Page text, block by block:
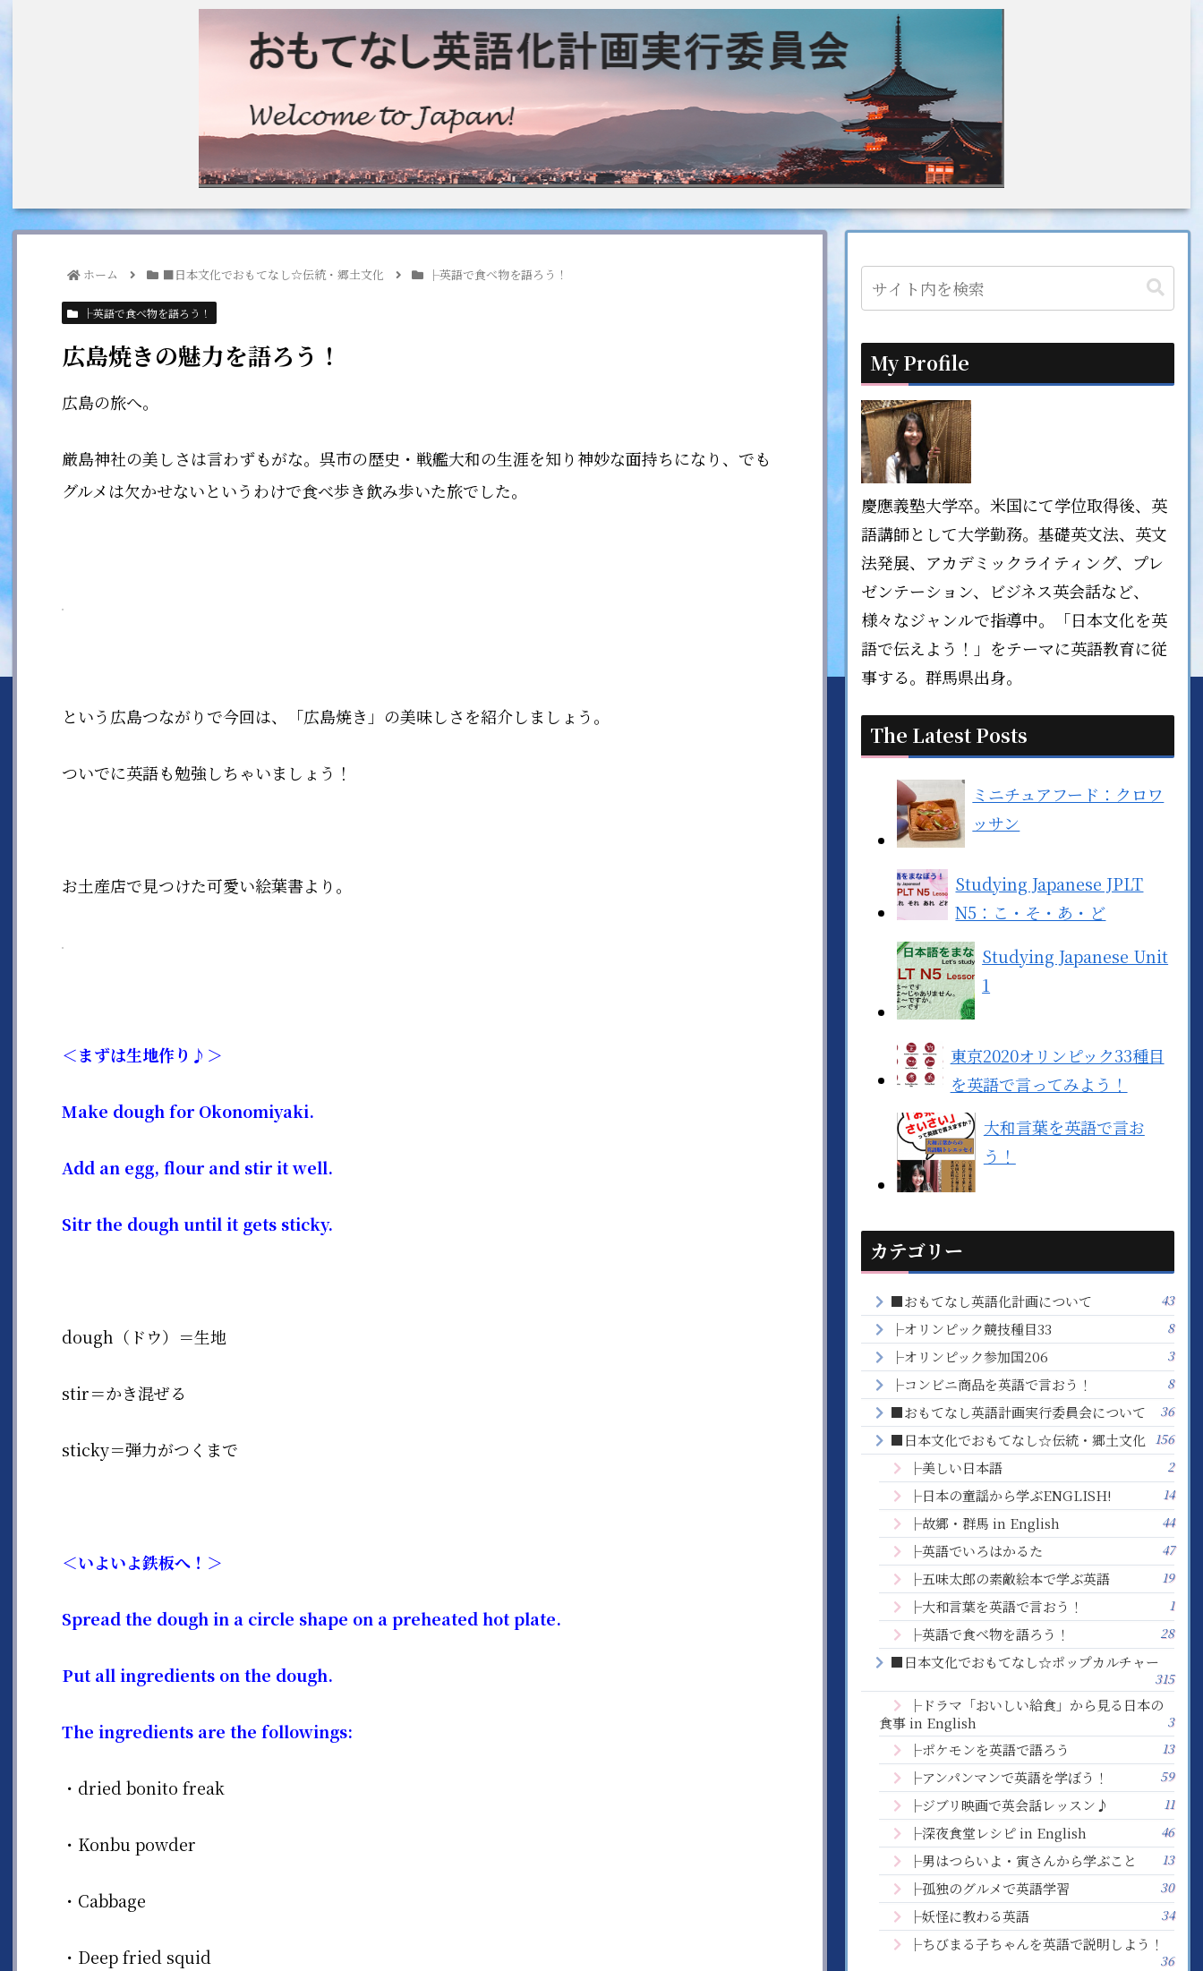
ホーム ■日本文化でおもてなし☆伝統・郷土文化 ├英語で食べ物を語ろう！
├英語で食べ物を語ろう！
広島焼きの魅力を語ろう！
広島の旅へ。
厳島神社の美しさは言わずもがな。呉市の歴史・戦艦大和の生涯を知り神妙な面持ちになり、でも
グルメは欠かせないというわけで食べ歩き飲み歩いた旅でした。
という広島つながりで今回は、「広島焼き」の美味しさを紹介しましょう。
ついでに英語も勉強しちゃいましょう！
お土産店で見つけた可愛い絵葉書より。
＜まずは生地作り♪＞
Make dough for Okonomiyaki.
Add an egg, flour and stir it well.
Sitr the dough until it gets sticky.
dough（ドウ）＝生地
stir＝かき混ぜる
sticky＝弾力がつくまで
＜いよいよ鉄板へ！＞
Spread the dough in a circle shape on a preheated hot plate.
Put all ingredients on the dough.
The ingredients are the followings:
・dried bonito freak
・Konbu powder
・Cabbage
・Deep fried squid
My Profile
慶應義塾大学卒。米国にて学位取得後、英
語講師として大学勤務。基礎英文法、英文
法発展、アカデミックライティング、プレ
ゼンテーション、ビジネス英会話など、
様々なジャンルで指導中。「日本文化を英
語で伝えよう！」をテーマに英語教育に従
事する。群馬県出身。
The Latest Posts
ミニチュアフード：クロワ
ッサン
Studying Japanese JPLT
N5：こ・そ・あ・ど
Studying Japanese Unit
1
東京2020オリンピック33種目
を英語で言ってみよう！
大和言葉を英語で言お
う！
カテゴリー
■おもてなし英語化計画について 43
├オリンピック競技種目33 8
├オリンピック参加国206 3
├コンビニ商品を英語で言おう！ 8
■おもてなし英語計画実行委員会について 36
■日本文化でおもてなし☆伝統・郷土文化 156
├美しい日本語 2
├日本の童謡から学ぶENGLISH! 14
├故郷・群馬 in English 44
├英語でいろはかるた 47
├五味太郎の素敵絵本で学ぶ英語 19
├大和言葉を英語で言おう！ 1
├英語で食べ物を語ろう！ 28
■日本文化でおもてなし☆ポップカルチャー
315
├ドラマ「おいしい給食」から見る日本の
食事 in English
3
├ポケモンを英語で語ろう 13
├アンパンマンで英語を学ぼう！ 59
├ジブリ映画で英会話レッスン♪ 11
├深夜食堂レシピ in English 46
├男はつらいよ・寅さんから学ぶこと 13
├孤独のグルメで英語学習 30
├妖怪に教わる英語 34
├ちびまる子ちゃんを英語で説明しよう！
36